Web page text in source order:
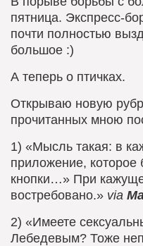
пятница. Экспресс-
почти полностью
большое :)
А теперь о птичках.
Открываю новую
прочитанных мною
1) «Мысль такая: в
приложение, которое
кнопки…» При
востребовано.» via
2) «Имеете
Лебедевым? Тоже